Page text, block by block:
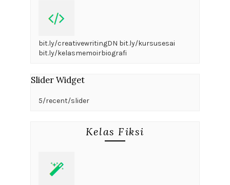
bit.ly/creativewritingDN bit.ly/kursusesai
bit.ly/kelasmemoirbiografi
Slider Widget
5/recent/slider
Kelas Fiksi